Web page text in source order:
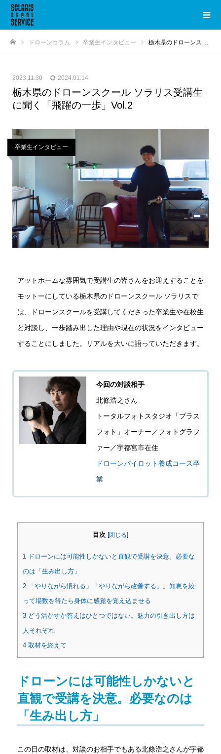
ドローンコラム 卒業生インタビュー 栃木県のドローンスクール ソラリス受講生に聞く「飛躍の一歩」Vol.2
2023.11.30 2024.01.14
栃木県のドローンスクール ソラリス受講生
に聞く「飛躍の一歩」Vol.2
卒業生インタビュー
アットホームな雰囲気で受講生の皆さんをお迎えすることを
モットーにしている栃木県のドローンスクール ソラリスで
は、ドローンスクールを受講してくださった卒業生や在校生
と対談し、一歩踏み出した理由や現在の状況をインタビュー
することにしました。リアルを大いに語っていただきます。
今回の対談相手
北條浩之さん
トータルフォトスタジオ「プラス
フォト」オーナー／フォトグラフ
ァー／宇都宮市在住
ドローンパイロット養成コース卒
業
目次 [閉じる]
1
ドローンには可能性しかないと直観で受講を決意。必要な
のは「生み出し方」
2 「やりながら慣れる」「やりながら改善する」。知恵を絞
って場数を得たら身体に感覚を覚え込ませる
3 どう活かすか答えはひとつではない。魅力の引き出し方は
人それぞれ
4 取材を終えて
ドローンには可能性しかないと
直観で受講を決意。必要なのは
「生み出し方」
この日の取材は、対談のお相手でもある北條浩之さんが宇都